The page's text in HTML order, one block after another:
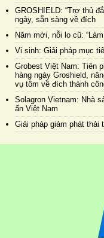
GROSHIELD: “Trợ thủ
ngày, sẵn sàng về đích
Năm mới, nỗi lo cũ:
Vi sinh: Giải pháp mục
Grobest Việt Nam: Tiên
hàng ngày Groshield,
vụ tôm về đích thành
Solagron Vietnam: Nhà
ấn Việt Nam
Giải pháp giảm phát thải